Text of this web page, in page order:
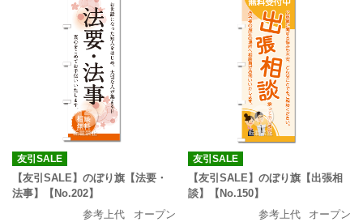
友引SALE
【友引SALE】のぼり旗【法要・
法事】【No.202】
参考上代
オープン
友引SALE
【友引SALE】のぼり旗【出張相
談】【No.150】
参考上代
オープン